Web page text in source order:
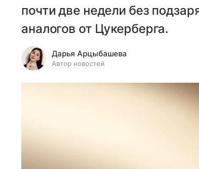
почти две недели без
аналогов от Цукерберга.
Дарья Арцыбашева
Автор новостей